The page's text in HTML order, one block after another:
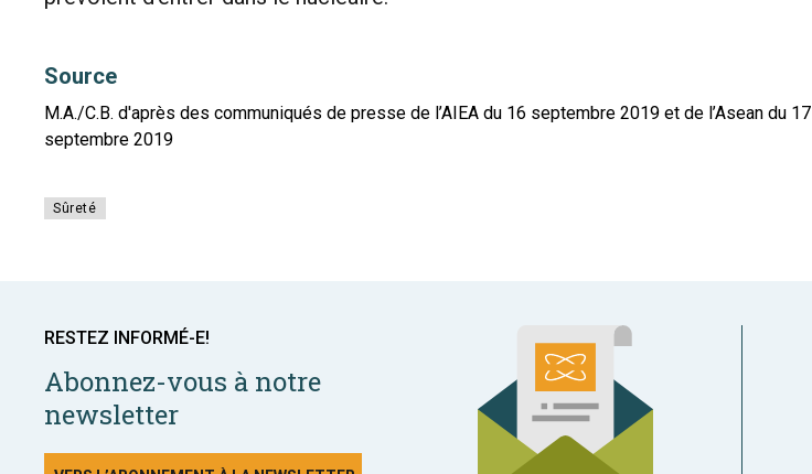
Source
M.A./C.B. d'après des communiqués de presse de l’AIEA du 16 septembre 2019 et de l’Asean du 17
septembre 2019
Sûreté
RESTEZ INFORMÉ-E!
Abonnez-vous à notre
newsletter